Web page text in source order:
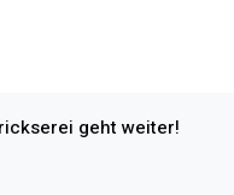
geht weiter!